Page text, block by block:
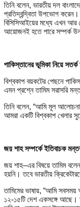
তিনি বলেন, ভারতীয় দল
প্রতিদ্বন্দ্বিতা উপভোগ
বিসিসিআইয়ের মধ্যে এখন আর
আয়োজনই হতে পারে সম্পর্ক
পাকিস্তানের ভূমিকা নিয়ে
বিশ্বকাপ বয়কটের পেছনে
এমন প্রশ্নে তামিম সরাসরি
তিনি বলেন, “আমি মূল
আমরা একটি বিশ্বকাপ খেলার
জয় শাহ সম্পর্কে ইতিবাচক
জয় শাহ–এর বিষয়ে তামিম
হয়নি। তবে ভারতীয়
তামিমের ভাষায়, “আমি
১২-১৫টি দেশ একসঙ্গে আছে।